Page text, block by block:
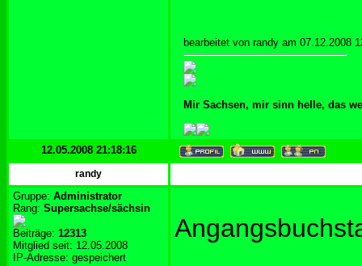
bearbeitet von randy am 07.12.2008
Mir Sachsen, mir sinn helle, das
12.05.2008 21:18:16
randy
Gruppe: Administrator
Rang: Supersachse/sächsin
Beiträge: 12313
Mitglied seit: 12.05.2008
IP-Adresse: gespeichert